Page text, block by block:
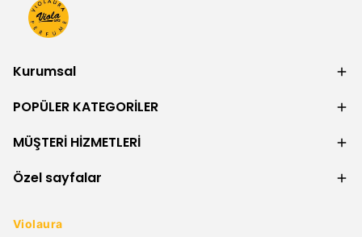
Kurumsal
POPÜLER KATEGORİLER
MÜŞTERİ HİZMETLERİ
Özel sayfalar
Violaura